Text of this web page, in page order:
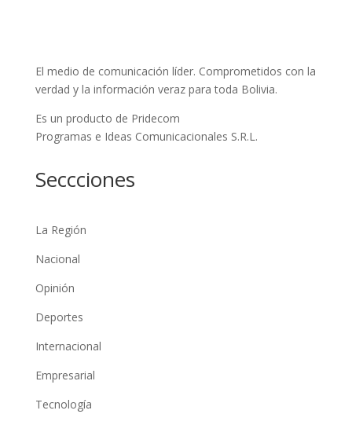
El medio de comunicación líder. Comprometidos con la
verdad y la información veraz para toda Bolivia.
Es un producto de Pridecom
Programas e Ideas Comunicacionales S.R.L.
Seccciones
La Región
Nacional
Opinión
Deportes
Internacional
Empresarial
Tecnología